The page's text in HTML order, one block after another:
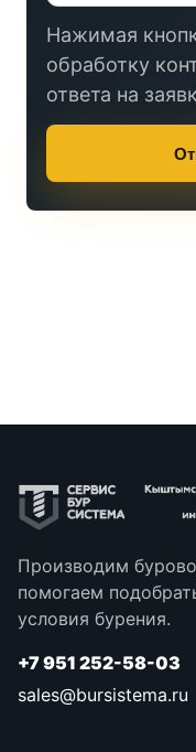
Нажимая
обработку
ответа на
Производим
помогаем
условия бурения.
+7 951 252-58-03
sales@bursistema.ru